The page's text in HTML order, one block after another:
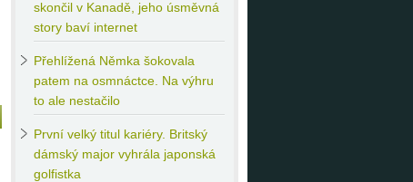
skončil v Kanadě, jeho úsměvná
story baví internet
Přehlížená Němka šokovala
patem na osmnáctce. Na výhru
to ale nestačilo
První velký titul kariéry. Britský
dámský major vyhrála japonská
golfistka